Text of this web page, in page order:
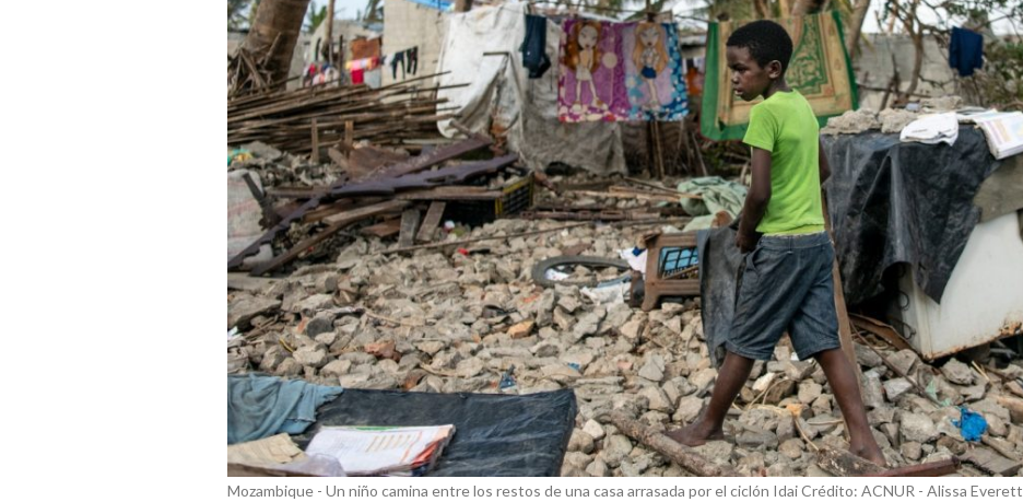
Mozambique - Un niño camina entre los restos de una casa arrasada por el ciclón Idai Crédito: ACNUR - Alissa Everett